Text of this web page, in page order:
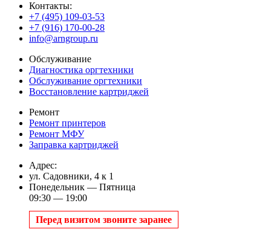
Контакты:
+7 (495) 109-03-53
+7 (916) 170-00-28
info@arngroup.ru
Обслуживание
Диагностика оргтехники
Обслуживание оргтехники
Восстановление картриджей
Ремонт
Ремонт принтеров
Ремонт МФУ
Заправка картриджей
Адрес:
ул. Садовники, 4 к 1
Понедельник — Пятница
09:30 — 19:00
Перед визитом звоните заранее